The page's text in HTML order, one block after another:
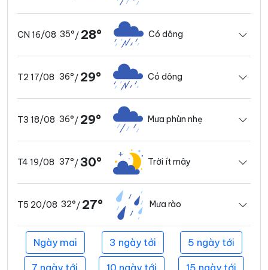
CN 16/08 35°/ 28° Có dông
T2 17/08 36°/ 29° Có dông
T3 18/08 36°/ 29° Mưa phùn nhẹ
T4 19/08 37°/30° Trời ít mây
T5 20/08 32°/ 27° Mưa rào
Ngày mai 3 ngày tới 5 ngày tới
7 ngày tới 10 ngày tới 15 ngày tới